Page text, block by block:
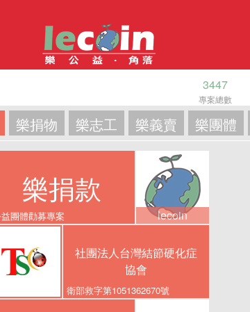
3447
專案總數
樂捐物 樂志工 樂義賣 樂團體
樂捐款
團體勸募專案 lecoin
社團法人台灣結節硬化症
協會
衛部救字第1051362670號